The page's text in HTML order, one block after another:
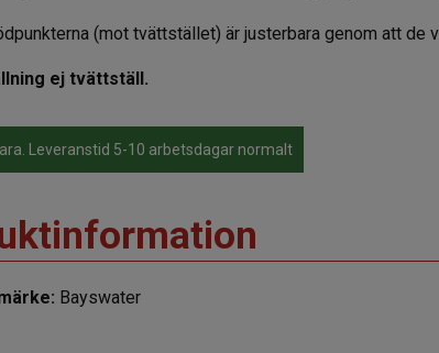
(mot tvättstället) är justerbara genom att de
ej tvättställ.
Leveranstid 5-10 arbetsdagar normalt
Bayswater